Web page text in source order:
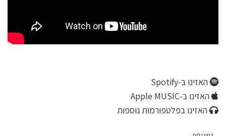
האזינו ב-Spotify
האזינו ב-Apple MUSIC
האזינו בפלטפורמות נוספות